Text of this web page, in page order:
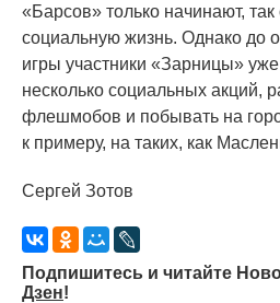
«Барсов» только начинают, так
социальную жизнь. Однако до
игры участники «Зарницы» уже
несколько социальных акций,
флешмобов и побывать на
к примеру, на таких, как
Сергей Зотов
Подпишитесь и читайте
Дзен!